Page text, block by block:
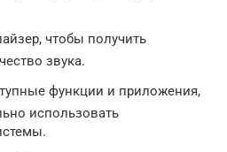
чтобы получить
звука.
функции и приложения,
использовать